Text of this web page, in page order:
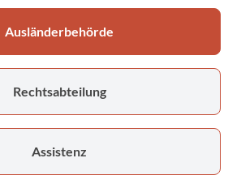
Ausländerbehörde
Rechtsabteilung
Assistenz